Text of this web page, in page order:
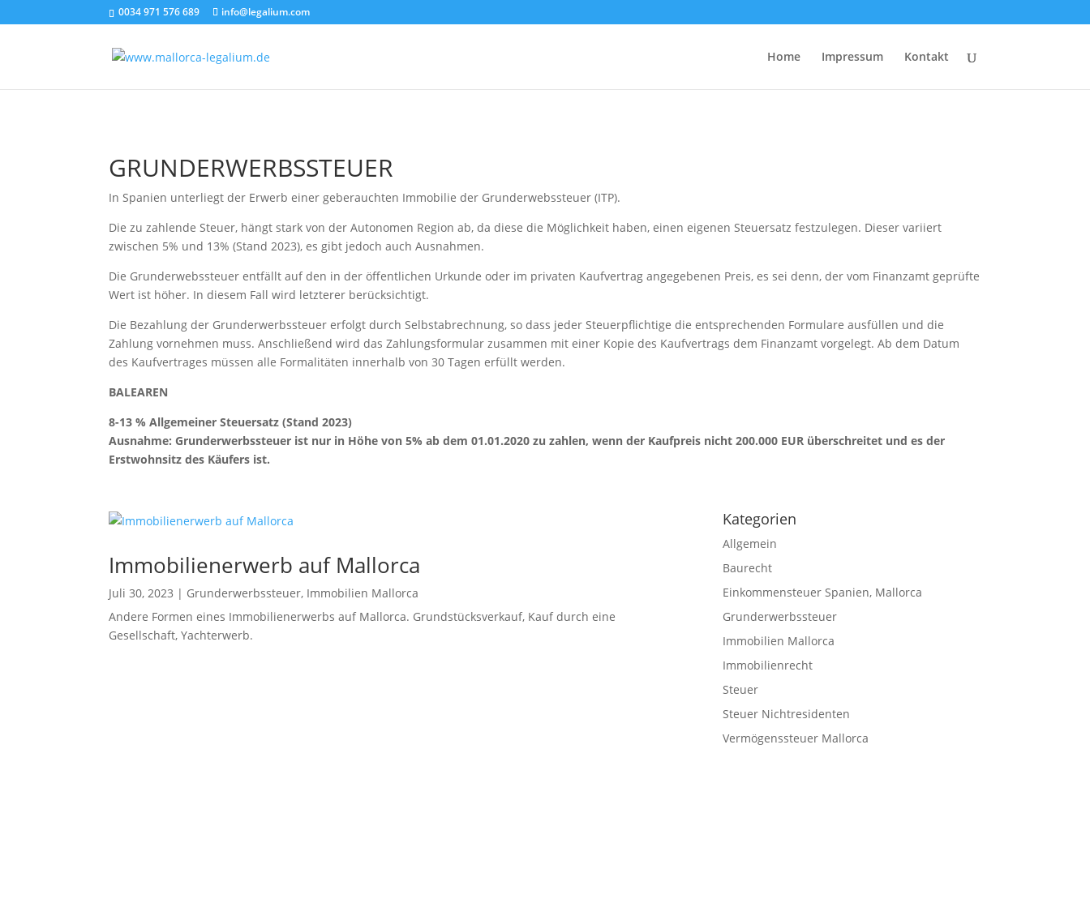
0034 971 576 689 info@legalium.com
Home Impressum Kontakt
GRUNDERWERBSSTEUER
In Spanien unterliegt der Erwerb einer geberauchten Immobilie der Grunderwebssteuer (ITP).
Die zu zahlende Steuer, hängt stark von der Autonomen Region ab, da diese die Möglichkeit haben, einen eigenen Steuersatz festzulegen. Dieser variiert
zwischen 5% und 13% (Stand 2023), es gibt jedoch auch Ausnahmen.
Die Grunderwebssteuer entfällt auf den in der öffentlichen Urkunde oder im privaten Kaufvertrag angegebenen Preis, es sei denn, der vom Finanzamt geprüfte
Wert ist höher. In diesem Fall wird letzterer berücksichtigt.
Die Bezahlung der Grunderwerbssteuer erfolgt durch Selbstabrechnung, so dass jeder Steuerpflichtige die entsprechenden Formulare ausfüllen und die
Zahlung vornehmen muss. Anschließend wird das Zahlungsformular zusammen mit einer Kopie des Kaufvertrags dem Finanzamt vorgelegt. Ab dem Datum
des Kaufvertrages müssen alle Formalitäten innerhalb von 30 Tagen erfüllt werden.
BALEAREN
8-13 % Allgemeiner Steuersatz (Stand 2023)
Ausnahme: Grunderwerbssteuer ist nur in Höhe von 5% ab dem 01.01.2020 zu zahlen, wenn der Kaufpreis nicht 200.000 EUR überschreitet und es der
Erstwohnsitz des Käufers ist.
Immobilienerwerb auf Mallorca
Juli 30, 2023 | Grunderwerbssteuer, Immobilien Mallorca
Andere Formen eines Immobilienerwerbs auf Mallorca. Grundstücksverkauf, Kauf durch eine
Gesellschaft, Yachterwerb.
Kategorien
Allgemein
Baurecht
Einkommensteuer Spanien, Mallorca
Grunderwerbssteuer
Immobilien Mallorca
Immobilienrecht
Steuer
Steuer Nichtresidenten
Vermögenssteuer Mallorca